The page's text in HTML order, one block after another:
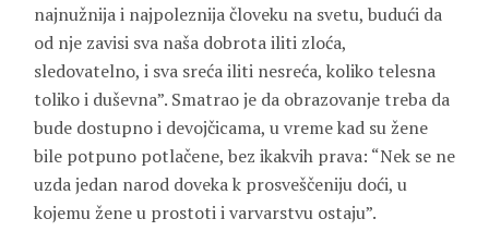
najnužnija i najpoleznija človeku na svetu, budući da
od nje zavisi sva naša dobrota iliti zloća,
sledovatelno, i sva sreća iliti nesreća, koliko telesna
toliko i duševna”. Smatrao je da obrazovanje treba da
bude dostupno i devojčicama, u vreme kad su žene
bile potpuno potlačene, bez ikakvih prava: “Nek se ne
uzda jedan narod doveka k prosveščeniju doći, u
kojemu žene u prostoti i varvarstvu ostaju”.